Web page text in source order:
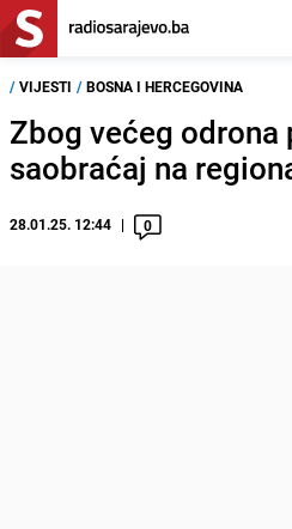
/ VIJESTI / BOSNA I HERCEGOVINA
Zbog većeg odrona
saobraćaj na
28.01.25. 12:44 0